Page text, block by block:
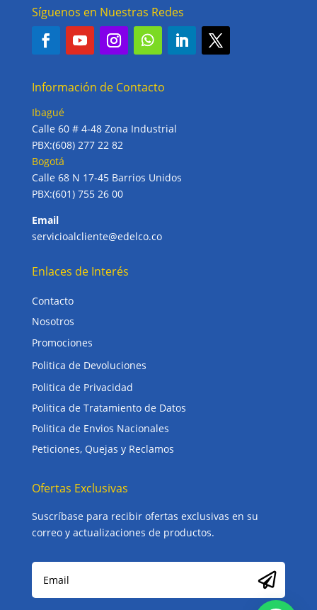
Síguenos en Nuestras Redes
Información de Contacto
Ibagué
Calle 60 # 4-48 Zona Industrial
PBX:(608) 277 22 82
Bogotá
Calle 68 N 17-45 Barrios Unidos
PBX:(601) 755 26 00
Email
servicioalcliente@edelco.co
Enlaces de Interés
Contacto
Nosotros
Promociones
Politica de Devoluciones
Politica de Privacidad
Politica de Tratamiento de Datos
Politica de Envios Nacionales
Peticiones, Quejas y Reclamos
Ofertas Exclusivas
Suscríbase para recibir ofertas exclusivas en su
correo y actualizaciones de productos.